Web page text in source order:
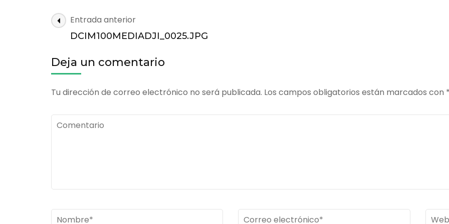
Navegación
de
entradas
Entrada anterior
DCIM100MEDIADJI_0025.JPG
Deja un comentario
Tu dirección de correo electrónico no será publicada. Los campos obligatorios están marcados con
Comentario
Nombre*
Correo
Web